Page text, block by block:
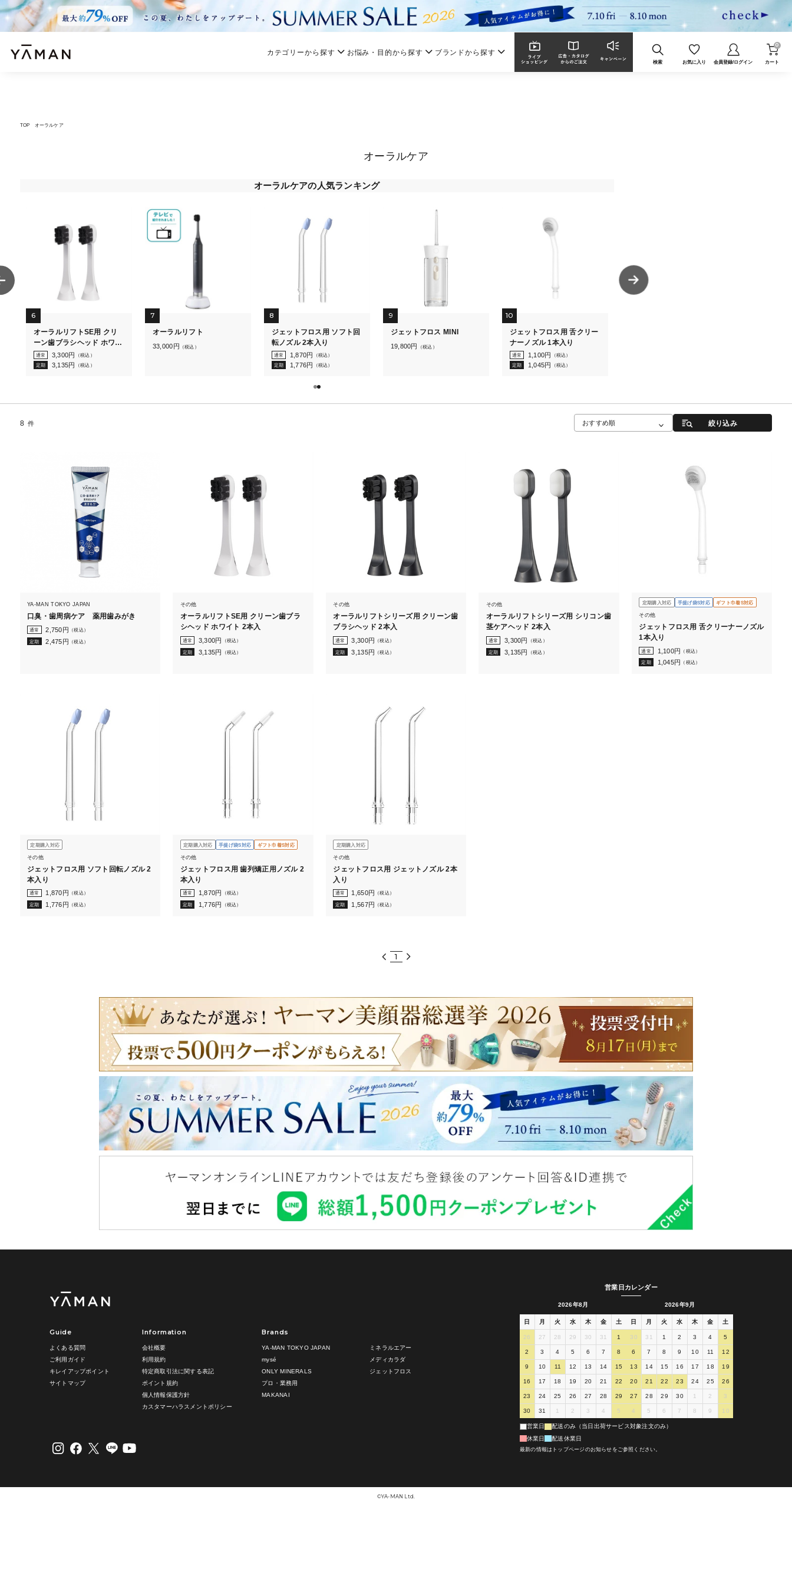
カテゴリーから探す お悩み・目的から探す ブランドから探す
検索 お気に入り 会員登録/ログイン カート
0
TOP オーラルケア
オーラルケア
オーラルケアの人気ランキング
6
オーラルリフトSE用 クリ
ーン歯ブラシヘッド ホワイ
ト 2本入
通常 3,300円
（税込）
定期
3,135円 （税込）
7
オーラルリフト
33,000 円 （税込）
8
ジェットフロス用 ソフト回
転ノズル 2本入り
通常 1,870円
（税込）
定期
1,776円 （税込）
9
ジェットフロス MINI
19,800円 （税込）
10
ジェットフロス用 舌クリー
ナーノズル 1本入り
通常 1,100円
（税込）
定期
1,045円 （税込）
8 件 おすすめ順 絞り込み
YA-MAN TOKYO JAPAN
口臭・歯周病ケア 薬用歯みがき
通常 2,750円 （税込）
定期
2,475円 （税込）
その他
オーラルリフトSE用 クリーン歯ブラ
シヘッド ホワイト 2本入
通常 3,300円
（税込）
定期
3,135円 （税込）
その他
オーラルリフトシリーズ用 クリーン歯
ブラシヘッド 2本入
通常 3,300円 （税込）
定期
3,135円 （税込）
その他
オーラルリフトシリーズ用 シリコン歯
茎ケアヘッド 2本入
通常 3,300円
（税込）
定期
3,135円 （税込）
定期購入対応 手提げ袋S対応 ギフト巾着S対応
その他
ジェットフロス用 舌クリーナーノズル
1本入り
通常 1,100円 （税込）
定期
1,045円 （税込）
定期購入対応
その他
ジェットフロス用 ソフト回転ノズル 2
本入り
通常 1,870 円
（税込）
定期
1,776円 （税込）
定期購入対応 手提げ袋S対応 ギフト巾着S対応
その他
ジェットフロス用 歯列矯正用ノズル 2
本入り
通常 1,870円
（税込）
定期
1,776円 （税込）
定期購入対応
その他
ジェットフロス用 ジェットノズル 2本
入り
通常 1,650円
（税込）
定期
1,567円 （税込）
1
Guide
よくある質問
ご利用ガイド
キレイアップポイント
サイトマップ
Information
会社概要
利用規約
特定商取引法に関する表記
ポイント規約
個人情報保護方針
カスタマーハラスメントポリシー
Brands
YA-MAN TOKYO JAPAN
mysé
ONLY MINERALS
プロ・業務用
MAKANAI
ミネラルエアー
メディカラダ
ジェットフロス
営業日カレンダー
2026年8月
日 月 火 水 木 金 土
26 27 28 29 30 31 1
2 3 4 5 6 7 8
9 10 11 12 13 14 15
16 17 18 19 20 21 22
23 24 25 26 27 28 29
30 31 1 2 3 4 5
2026年9月
日 月 火 水 木 金 土
30 31 1 2 3 4 5
6 7 8 9 10 11 12
13 14 15 16 17 18 19
20 21 22 23 24 25 26
27 28 29 30 1 2 3
4 5 6 7 8 9 10
営業日
配送のみ（当日出荷サービス対象注文のみ）
休業日
配送休業日
最新の情報はトップページのお知らせをご参照ください。
©︎YA-MAN Ltd.